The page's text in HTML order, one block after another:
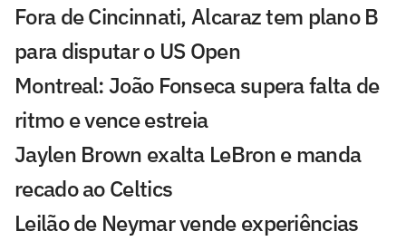
Fora de Cincinnati, Alcaraz tem plano B
para disputar o US Open
Montreal: João Fonseca supera falta de
ritmo e vence estreia
Jaylen Brown exalta LeBron e manda
recado ao Celtics
Leilão de Neymar vende experiências